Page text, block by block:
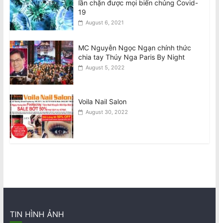
lần chặn được mọi biến chủng Covid-
19
August 6, 2021
MC Nguyễn Ngọc Ngạn chính thức
chia tay Thúy Nga Paris By Night
August 5, 2022
Voila Nail Salon
August 30, 2022
TIN HÌNH ẢNH